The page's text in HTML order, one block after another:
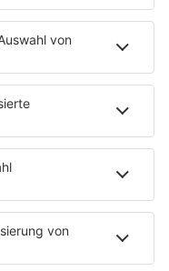
Netzwerk für
auf. Ziel ist es,
ups enger zu
zu machen. …